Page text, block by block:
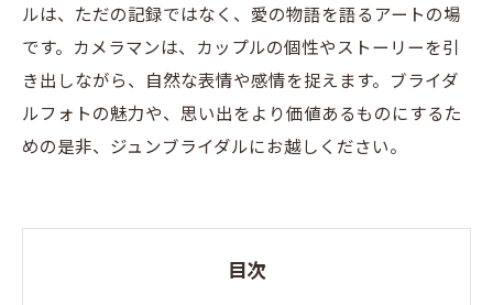
ルは、ただの記録ではなく、愛の物語を語るアートの場
です。カメラマンは、カップルの個性やストーリーを引
き出しながら、自然な表情や感情を捉えます。ブライダ
ルフォトの魅力や、思い出をより価値あるものにするた
めの是非、ジュンブライダルにお越しください。
目次